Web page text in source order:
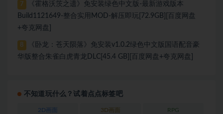
7
《霍格沃茨之遗》免安装绿色中文版-最新游戏版本
Build1121649-整合实用MOD-解压即玩[72.9GB][百度网盘
+夸克网盘]
8
《卧龙：苍天陨落》免安装v1.0.2绿色中文版国语配音豪
华版整合朱雀白虎青龙DLC[45.4 GB][百度网盘+夸克网盘]
不知道玩什么？试着点点标签吧
2D画面 3D画面 RPG